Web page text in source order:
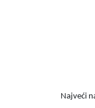
Najveći